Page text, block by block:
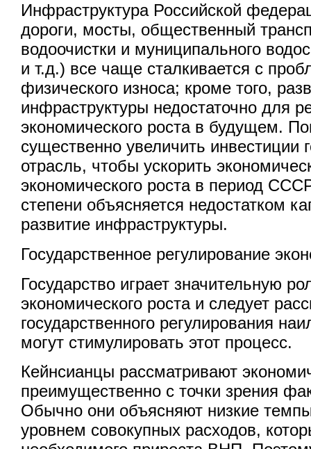
Инфраструктура Российской
дороги, мосты, общественный
водоочистки и муниципального
и т.д.) все чаще сталкивается с
физического износа; кроме того,
инфраструктуры недостаточно для
экономического роста в будущем.
существенно увеличить инвестиции
отрасль, чтобы ускорить
экономического роста в период
степени объясняется недостатком
развитие инфраструктуры.
Государственное регулирование
Государство играет значительную
экономического роста и следует
государственного регулирования
могут стимулировать этот процесс.
Кейнсианцы рассматривают
преимущественно с точки зрения
Обычно они объясняют низкие
уровнем совокупных расходов,